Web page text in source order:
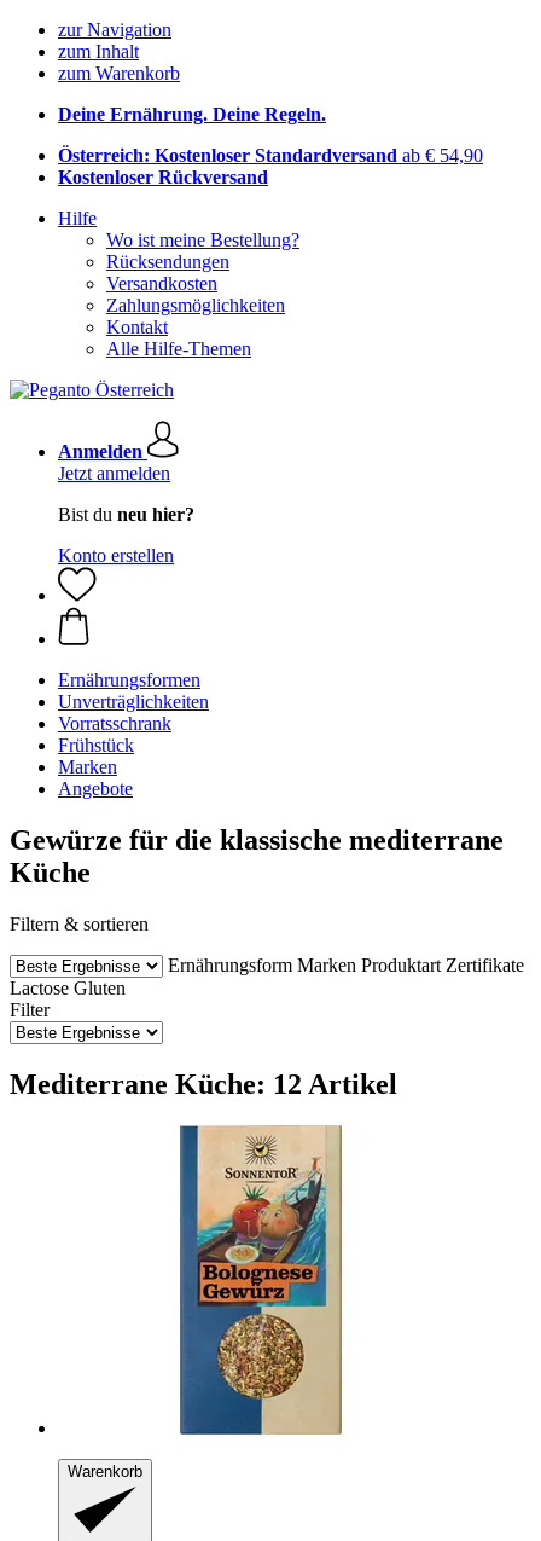
zur Navigation
zum Inhalt
zum Warenkorb
Deine Ernährung. Deine Regeln.
Österreich: Kostenloser Standardversand ab € 54,90
Kostenloser Rückversand
Hilfe
Wo ist meine Bestellung?
Rücksendungen
Versandkosten
Zahlungsmöglichkeiten
Kontakt
Alle Hilfe-Themen
Anmelden
Jetzt anmelden
Bist du neu hier?
Konto erstellen
Ernährungsformen
Unverträglichkeiten
Vorratsschrank
Frühstück
Marken
Angebote
Gewürze für die klassische mediterrane
Küche
Filtern & sortieren
Ernährungsform Marken Produktart Zertifikate
Lactose Gluten
Filter
Mediterrane Küche: 12 Artikel
Warenkorb